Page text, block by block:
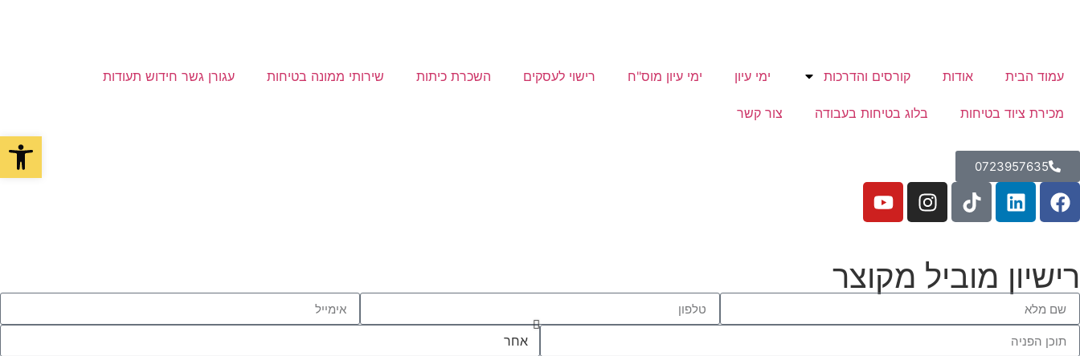
עמוד הבית אודות קורסים והדרכות ימי עיון ימי עיון מוס"ח רישוי לעסקים השכרת כיתות שירותי ממונה בטיחות עגורן גשר חידוש תעודות
מכירת ציוד בטיחות בלוג בטיחות בעבודה צור קשר
0723957635
רישיון מוביל מקוצר
פתח